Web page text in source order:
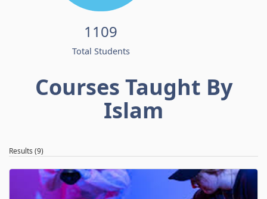
1109
Total Students
Courses Taught By
Islam
Results (9)